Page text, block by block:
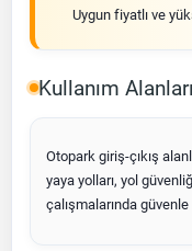
Uygun fiyatlı ve
Kullanım Alanları
Otopark giriş-çıkış
yaya yolları, yol
çalışmalarında